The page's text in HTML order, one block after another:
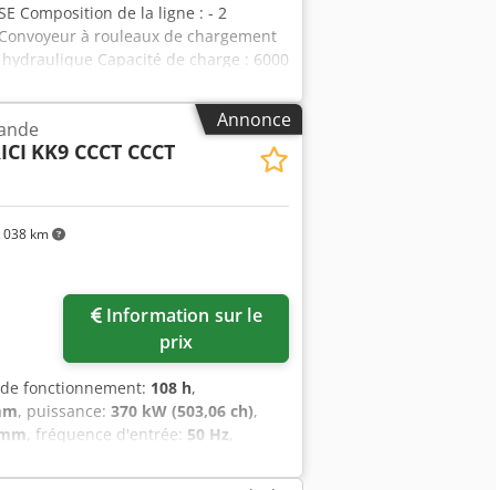
Composition de la ligne : - 2
à rouleaux de chargement
Capacité de charge : 6000
- Convoyeur à rouleaux de
Imeas 2100 - 2 rouleaux de ponçage
rouleaux d’entraînement : 9 kW -
de ponçage : 3 mm - Épaisseur
abrasif - Convoyeur à rouleaux
panneaux poncés - Groupe de
de charge : 6000 kg
Djdpfx Adjwzlnpeqokr Dimensions :
Annonce
km
KK9 CCCT CCCT
Information sur le
prix
fonctionnement: 108 h,
, puissance: 370 kW (503,06 ch),
, fréquence d'entrée: 50 Hz,
en état quasi neuf avec seulement